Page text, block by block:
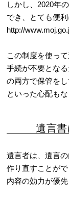
しかし、2020年
でき、とても便利
http://
この制度を使っ
手続が不要とな
の両方で保管を
といった心配も
遺言
遺言者は、遺言
作り直すことが
内容の効力が優